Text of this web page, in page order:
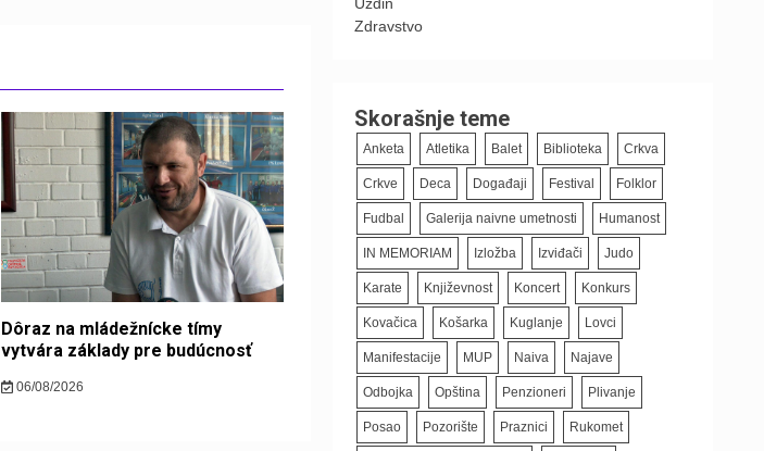
Dôraz na mládežnícke tímy
vytvára základy pre budúcnosť
06/08/2026
Zdravstvo
Skorašnje teme
Anketa Atletika Balet Biblioteka Crkva
Crkve Deca Događaji Festival Folklor
Fudbal Galerija naivne umetnosti Humanost
IN MEMORIAM Izložba Izviđači Judo
Karate Književnost Koncert Konkurs
Kovačica Košarka Kuglanje Lovci
Manifestacije MUP Naiva Najave
Odbojka Opština Penzioneri Plivanje
Posao Pozorište Praznici Rukomet